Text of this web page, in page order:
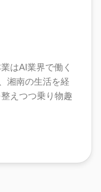
はAI業界で働く
湘南の生活を経
えつつ乗り物趣